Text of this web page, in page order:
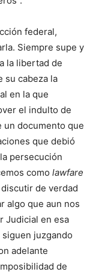
federal,
Siempre supe y
la libertad de
su cabeza la
en la que
el indulto de
un documento que
que debió
persecución
como lawfare
de verdad
algo que aun nos
Judicial en esa
juzgando
adelante
de